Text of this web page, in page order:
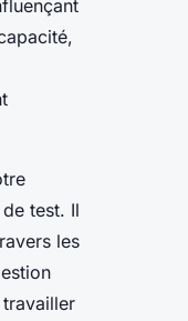
test. Il
les